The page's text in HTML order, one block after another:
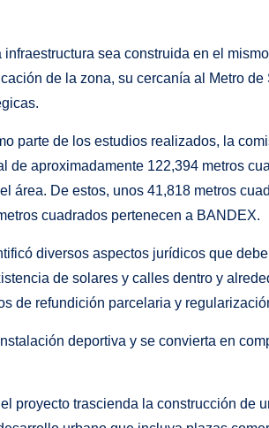
sea construida en el
de la zona, su cercanía al Metro
parte de los estudios realizados, la
de aproximadamente 122,394 metros
área. De estos, unos 41,818 metros
cuadrados pertenecen a BANDEX.
diversos aspectos jurídicos que
de solares y calles dentro y
de refundición parcelaria y
deportiva y se convierta en
proyecto trascienda la construcción de